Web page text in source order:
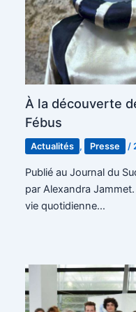
À la découverte
Fébus
Actualités , Presse /
Publié au Journal du
par Alexandra
vie quotidienne…